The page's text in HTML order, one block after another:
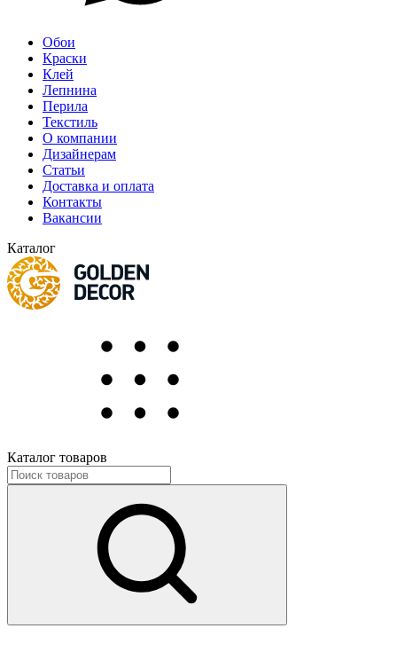
Обои
Краски
Клей
Лепнина
Перила
Текстиль
О компании
Дизайнерам
Статьи
Доставка и оплата
Контакты
Вакансии
Каталог
Каталог товаров